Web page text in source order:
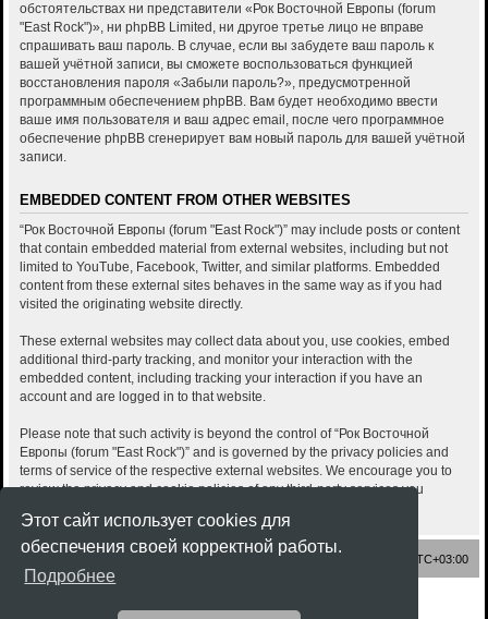
Этот сайт использует cookies для
обеспечения своей корректной работы.
Подробнее
обстоятельствах ни представители «Рок Восточной Европы (forum
"East Rock")», ни phpBB Limited, ни другое третье лицо не вправе
спрашивать ваш пароль. В случае, если вы забудете ваш пароль к
вашей учётной записи, вы сможете воспользоваться функцией
восстановления пароля «Забыли пароль?», предусмотренной
программным обеспечением phpBB. Вам будет необходимо ввести
ваше имя пользователя и ваш адрес email, после чего программное
обеспечение phpBB сгенерирует вам новый пароль для вашей учётной
записи.
EMBEDDED CONTENT FROM OTHER WEBSITES
“Рок Восточной Европы (forum "East Rock")” may include posts or content
that contain embedded material from external websites, including but not
limited to YouTube, Facebook, Twitter, and similar platforms. Embedded
content from these external sites behaves in the same way as if you had
visited the originating website directly.
These external websites may collect data about you, use cookies, embed
additional third-party tracking, and monitor your interaction with the
embedded content, including tracking your interaction if you have an
account and are logged in to that website.
Please note that such activity is beyond the control of “Рок Восточной
Европы (forum "East Rock")” and is governed by the privacy policies and
terms of service of the respective external websites. We encourage you to
review the privacy and cookie policies of any third-party services you
UTC+03:00